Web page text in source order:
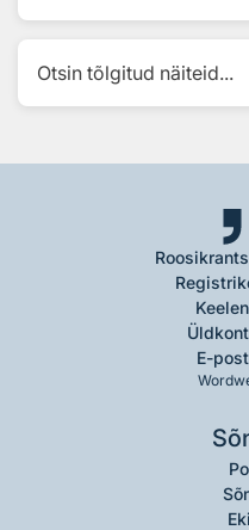
Otsin tõlgitud näiteid...
E-post